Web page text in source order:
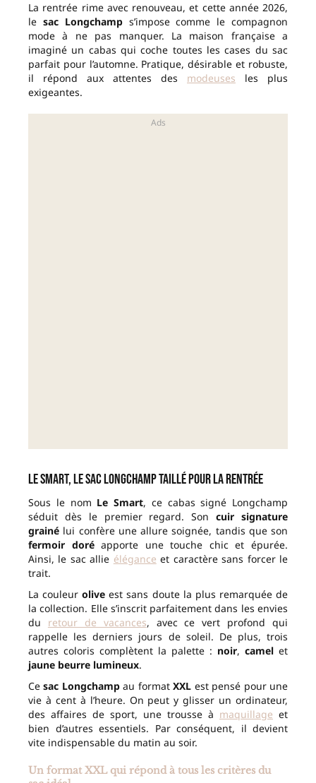
La rentrée rime avec renouveau, et cette année 2026,
le sac Longchamps’impose comme le compagnon
mode à ne pas manquer. La maison française a
imaginé un cabas qui coche toutes les cases du sac
parfait pour l’automne. Pratique, désirable et robuste,
il répond aux attentes des modeuses les plus
exigeantes.
Le Smart, le sac Longchamp taillé pour la rentrée
Sous le nom Le Smart, ce cabas signé Longchamp
séduit dès le premier regard. Soncuir signature
grainé lui confère une allure soignée, tandis que son
fermoir doréapporte une touche chic et épurée.
Ainsi, le sac allie élégance et caractère sans forcer le
trait.
La couleurolive est sans doute la plus remarquée de
la collection. Elle s’inscrit parfaitement dans les envies
du retour de vacances, avec ce vert profond qui
rappelle les derniers jours de soleil. De plus, trois
autres coloris complètent la palette : noir, camel et
jaune beurre lumineux.
Cesac Longchampau formatXXL est pensé pour une
vie à cent à l’heure. On peut y glisser un ordinateur,
des affaires de sport, une trousse à maquillage et
bien d’autres essentiels. Par conséquent, il devient
vite indispensable du matin au soir.
Un format XXL qui répond à tous les critères du